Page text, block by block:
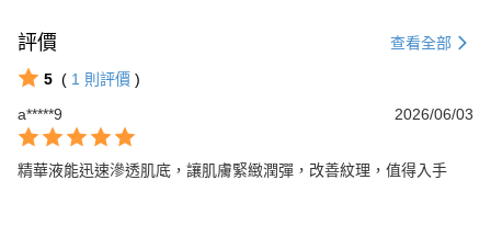
評價 查看全部
5 ( 1 則評價 )
a*****9
2026/06/03
精華液能迅速滲透肌底，讓肌膚緊緻潤彈，改善紋理，值得入手